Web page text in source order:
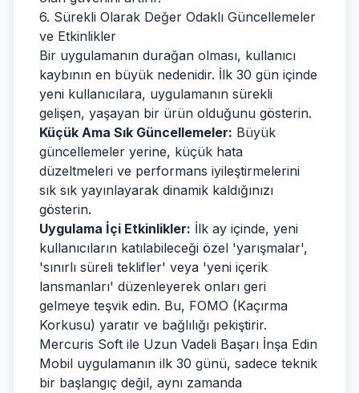
6. Sürekli Olarak Değer Odaklı Güncellemeler
ve Etkinlikler
Bir uygulamanın durağan olması, kullanıcı
kaybının en büyük nedenidir. İlk 30 gün içinde
yeni kullanıcılara, uygulamanın sürekli
gelişen, yaşayan bir ürün olduğunu gösterin.
Küçük Ama Sık Güncellemeler: Büyük
güncellemeler yerine, küçük hata
düzeltmeleri ve performans iyileştirmelerini
sık sık yayınlayarak dinamik kaldığınızı
gösterin.
Uygulama İçi Etkinlikler: İlk ay içinde, yeni
kullanıcıların katılabileceği özel 'yarışmalar',
'sınırlı süreli teklifler' veya 'yeni içerik
lansmanları' düzenleyerek onları geri
gelmeye teşvik edin. Bu, FOMO (Kaçırma
Korkusu) yaratır ve bağlılığı pekiştirir.
Mercuris Soft ile Uzun Vadeli Başarı İnşa Edin
Mobil uygulamanın ilk 30 günü, sadece teknik
bir başlangıç değil, aynı zamanda